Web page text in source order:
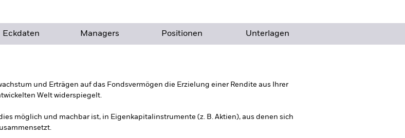
Eckdaten Managers Positionen Unterlagen
und Erträgen auf das Fondsvermögen die Erzielung einer Rendite aus Ihrer
Welt widerspiegelt.
möglich und machbar ist, in Eigenkapitalinstrumente (z. B. Aktien), aus denen sich